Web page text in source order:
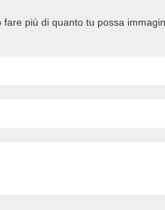
più di quanto tu possa